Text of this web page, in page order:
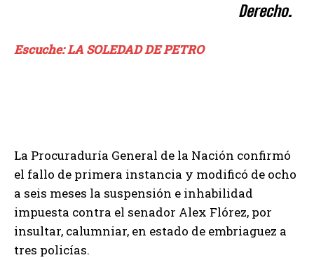
Derecho.
Escuche: LA SOLEDAD DE PETRO
La Procuraduría General de la Nación confirmó
el fallo de primera instancia y modificó de ocho
a seis meses la suspensión e inhabilidad
impuesta contra el senador Alex Flórez, por
insultar, calumniar, en estado de embriaguez a
tres policías.